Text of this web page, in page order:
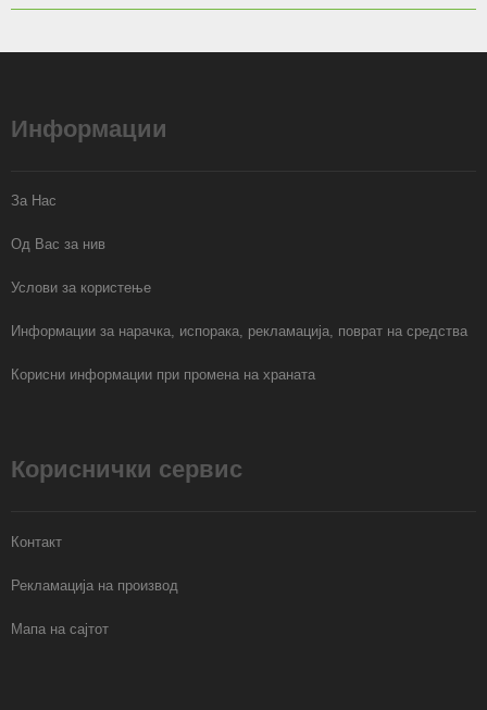
Информации
За Нас
Од Вас за нив
Услови за користење
Информации за нарачка, испорака, рекламација, поврат на средства
Корисни информации при промена на храната
Кориснички сервис
Контакт
Рекламација на производ
Мапа на сајтот